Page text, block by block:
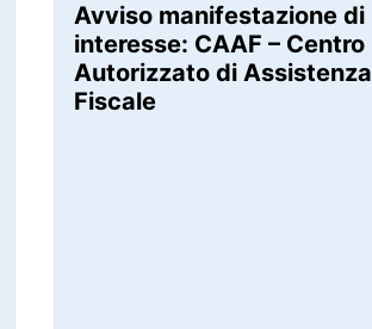
Avviso manifestazione di
interesse: CAAF – Centro
Autorizzato di Assistenza
Fiscale